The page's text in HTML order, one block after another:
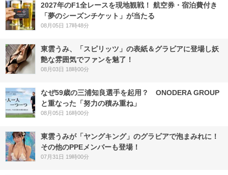
2027年のF1全レースを現地観戦！ 航空券・宿泊費付き
「夢のシーズンチケット」が当たる
08月05日 17時48分
東雲うみ、「スピリッツ」の表紙＆グラビアに登場し妖
艶な雰囲気でファンを魅了！
08月03日 18時00分
なぜ59歳の三浦知良選手を起用？ ONODERA GROUP
と重なった「努力の積み重ね」
08月05日 16時00分
東雲うみが「ヤングキング」のグラビアで泡まみれに！
その他のPPEメンバーも登場！
07月31日 19時00分